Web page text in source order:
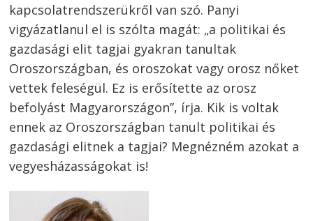
kapcsolatrendszerükről van szó. Panyi
vigyázatlanul el is szólta magát: „a politikai és
gazdasági elit tagjai gyakran tanultak
Oroszországban, és oroszokat vagy orosz nőket
vettek feleségül. Ez is erősítette az orosz
befolyást Magyarországon”, írja. Kik is voltak
ennek az Oroszországban tanult politikai és
gazdasági elitnek a tagjai? Megnézném azokat a
vegyesházasságokat is!